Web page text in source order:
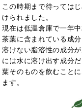
この時期まで待っては
けられました。
現在は低温倉庫で一年
茶葉に含まれている成
溶けない脂溶性の成分
には水に溶け出す成分
葉そのものを飲むこと
ます。